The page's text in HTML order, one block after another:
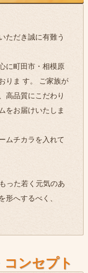
ただき誠に有難う
に町田市・相模原
りま す。 ご家族が
高品質にこだわり
をお届けいたしま
ムチカラを入れて
った若く元気のあ
形へするべく、
コンセプト